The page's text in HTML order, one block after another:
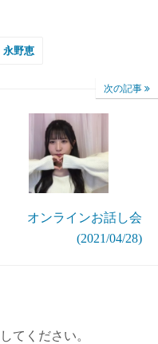
永野恵
次の記事
オンラインお話し会
(2021/04/28)
してください。